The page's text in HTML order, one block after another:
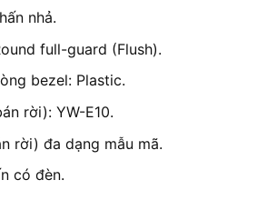
nhả.
full-guard (Flush).
bezel: Plastic.
rời): YW-E10.
rời) đa dạng mẫu mã.
có đèn.